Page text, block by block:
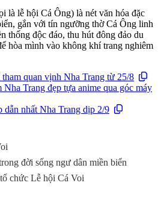
là lễ hội Cá Ông) là nét văn hóa đặc
gắn với tín ngưỡng thờ Cá Ông linh
thống độc đáo, thu hút đông đảo du
hòa mình vào không khí trang nghiêm
quan vịnh Nha Trang từ 25/8
Trang đẹp tựa anime qua góc máy
dẫn nhất Nha Trang dịp 2/9
đời sống ngư dân miền biển
chức Lễ hội Cá Voi